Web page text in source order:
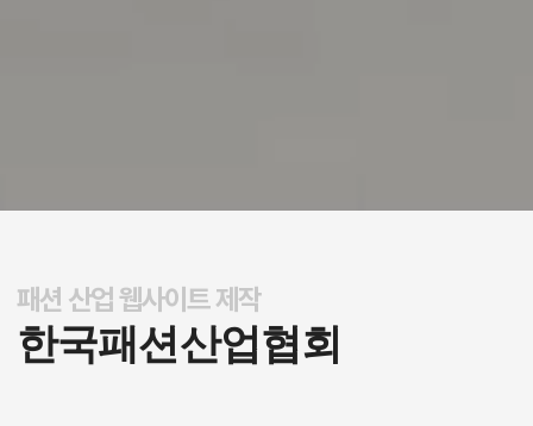
패션 산업 웹사이트 제작
반응형 모바일웹으로 한국패션산업협회의 주요 정보와 UX/UI를 최적화하여 제
한국패션산업협회